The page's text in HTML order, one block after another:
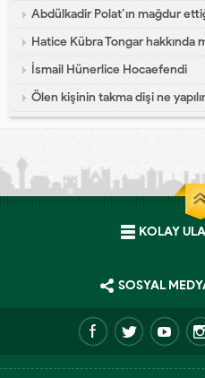
Abdülkadir Polat’ın mağdur
Hatice Kübra Tongar hakkında
İsmail Hünerlice Hocaefendi
Ölen kişinin takma dişi ne yapılır
KOLAY
SOSYAL